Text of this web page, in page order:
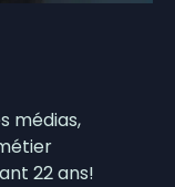
médias,
22 ans!